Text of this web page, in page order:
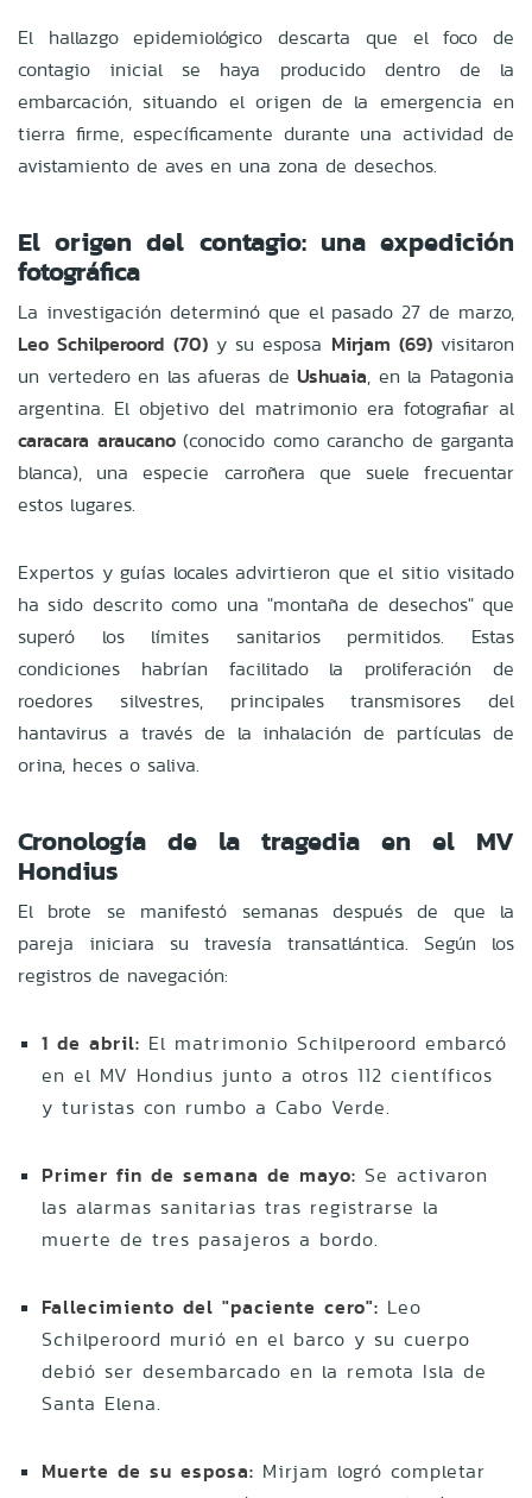
El hallazgo epidemiológico descarta que el foco de
contagio inicial se haya producido dentro de la
embarcación, situando el origen de la emergencia en
tierra firme, específicamente durante una actividad de
avistamiento de aves en una zona de desechos.
El origen del contagio: una expedición
fotográfica
La investigación determinó que el pasado 27 de marzo,
Leo Schilperoord (70)y su esposa Mirjam (69)visitaron
un vertedero en las afueras deUshuaia, en la Patagonia
argentina. El objetivo del matrimonio era fotografiar al
caracara araucano(conocido como carancho de garganta
blanca), una especie carroñera que suele frecuentar
estos lugares.
Expertos y guías locales advirtieron que el sitio visitado
ha sido descrito como una "montaña de desechos" que
superó los límites sanitarios permitidos. Estas
condiciones habrían facilitado la proliferación de
roedores silvestres, principales transmisores del
hantavirus a través de la inhalación de partículas de
orina, heces o saliva.
Cronología de la tragedia en el MV
Hondius
El brote se manifestó semanas después de que la
pareja iniciara su travesía transatlántica. Según los
registros de navegación:
1 de abril: El matrimonio Schilperoord embarcó
en el MV Hondius junto a otros 112 científicos
y turistas con rumbo a Cabo Verde.
Primer fin de semana de mayo: Se activaron
las alarmas sanitarias tras registrarse la
muerte de tres pasajeros a bordo.
Fallecimiento del "paciente cero": Leo
Schilperoord murió en el barco y su cuerpo
debió ser desembarcado en la remota Isla de
Santa Elena.
Muerte de su esposa: Mirjam logró completar